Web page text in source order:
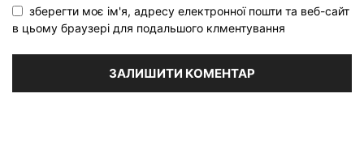
зберегти моє ім'я, адресу електронної пошти та веб-сайт
в цьому браузері для подальшого клментування